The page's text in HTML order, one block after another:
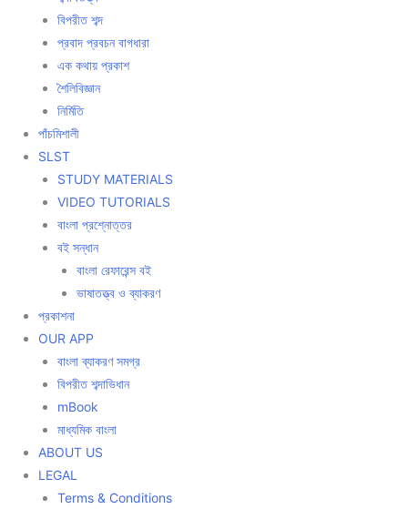
বিপরীত শব্দ
প্রবাদ প্রবচন বাগধারা
এক কথায় প্রকাশ
শৈলিবিজ্ঞান
নির্মিতি
পাঁচমিশালী
SLST
STUDY MATERIALS
VIDEO TUTORIALS
বাংলা প্রশ্নোত্তর
বই সন্ধান
বাংলা রেফারেন্স বই
ভাষাতত্ত্ব ও ব্যাকরণ
প্রকাশনা
OUR APP
বাংলা ব্যাকরণ সমগ্র
বিপরীত শব্দাভিধান
mBook
মাধ্যমিক বাংলা
ABOUT US
LEGAL
Terms & Conditions